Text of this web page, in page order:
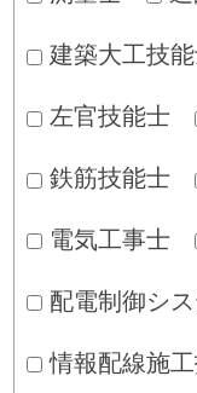
建築大工技
左官技能士
鉄筋技能士
電気工事士
配電制御シ
情報配線施